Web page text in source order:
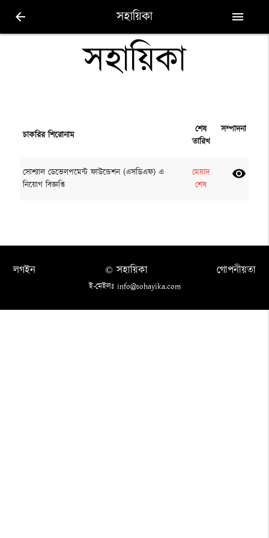
arrow_back সহায়িকা menu
সহায়িকা
চাকরির শিরোনাম
শেষ
তারিখ
সম্পাদনা
সোশ্যাল ডেভেলপমেন্ট ফাউন্ডেশন (এসডিএফ) এ
নিয়োগ বিজ্ঞপ্তি
মেয়াদ
শেষ
visibility
লগইন গোপনীয়তা
© সহায়িকা
ই-মেইলঃ info@sohayika.com